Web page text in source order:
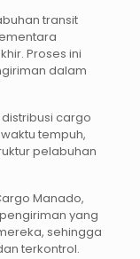
transit
Proses ini
dalam
cargo
tempuh,
pelabuhan
Manado,
yang
sehingga
terkontrol.